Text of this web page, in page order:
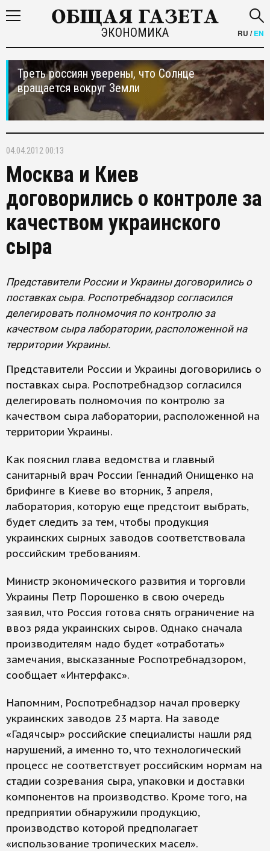
ЭКОНОМИКА RU /EN
Треть россиян уверены, что Солнце
вращается вокруг Земли
04.04.2012 00:13
Москва и Киев
договорились о контроле за
качеством украинского
сыра
Представители России и Украины договорились о
поставках сыра. Роспотребнадзор согласился
делегировать полномочия по контролю за
качеством сыра лаборатории, расположенной на
территории Украины.
Представители России и Украины договорились о
поставках сыра. Роспотребнадзор согласился
делегировать полномочия по контролю за
качеством сыра лаборатории, расположенной на
территории Украины.
Как пояснил глава ведомства и главный
санитарный врач России Геннадий Онищенко на
брифинге в Киеве во вторник, 3 апреля,
лаборатория, которую еще предстоит выбрать,
будет следить за тем, чтобы продукция
украинских сырных заводов соответствовала
российским требованиям.
Министр экономического развития и торговли
Украины Петр Порошенко в свою очередь
заявил, что Россия готова снять ограничение на
ввоз ряда украинских сыров. Однако сначала
производителям надо будет «отработать»
замечания, высказанные Роспотребнадзором,
сообщает «Интерфакс».
Напомним, Роспотребнадзор начал проверку
украинских заводов 23 марта. На заводе
«Гадячсыр» российские специалисты нашли ряд
нарушений, а именно то, что технологический
процесс не соответствует российским нормам на
стадии созревания сыра, упаковки и доставки
компонентов на производство. Кроме того, на
предприятии обнаружили продукцию,
производство которой предполагает
«использование тропических масел».